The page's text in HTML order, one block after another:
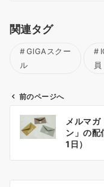
関連タグ
GIGAスクー
ル
員
前のページへ
メルマ
ン」の
1日）